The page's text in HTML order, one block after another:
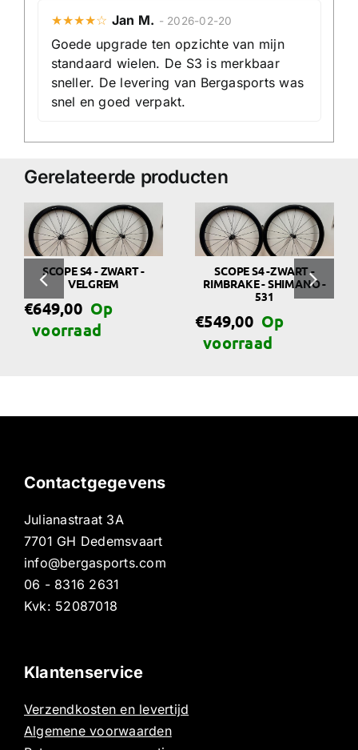
★★★★☆ Jan M. - 2026-02-20
Goede upgrade ten opzichte van mijn
standaard wielen. De S3 is merkbaar
sneller. De levering van Bergasports was
snel en goed verpakt.
Gerelateerde producten
SCOPE S4 - ZWART -
VELGREM
€649,00
SCOPE S4 -ZWART -
RIMBRAKE - SHIMANO -
531
€549,00
Contactgegevens
Julianastraat 3A
7701 GH Dedemsvaart
info@bergasports.com
06 - 8316 2631
Kvk: 52087018
Klantenservice
Verzendkosten en levertijd
Algemene voorwaarden